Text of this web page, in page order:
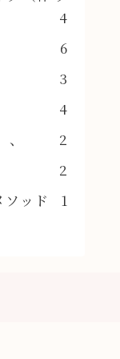
4
6
3
4
2
2
ッド
1